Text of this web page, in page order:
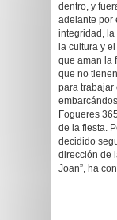
dentro, y
adelante por
integridad, la
la cultura y
que aman la
que no
para trabajar
Fogueres
de la fiesta.
decidido
dirección de
Joan”, ha